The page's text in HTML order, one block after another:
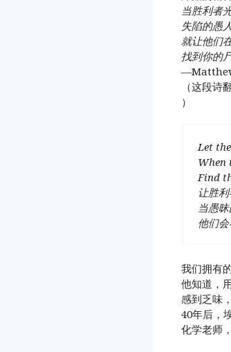
当胜利者
失陷的愚
就让他们
找到你的
（这段诗
）
Let
When
Find
让胜利
当愚
他们
我们拥有
他知道，
感到乏味
40年后，
化学老师